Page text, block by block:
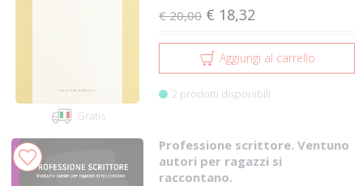
Gratis
€ 20,00 € 18,32
Aggiungi al carrello
2 prodotti disponibili
Professione scrittore. Ventuno
autori per ragazzi si
raccontano.